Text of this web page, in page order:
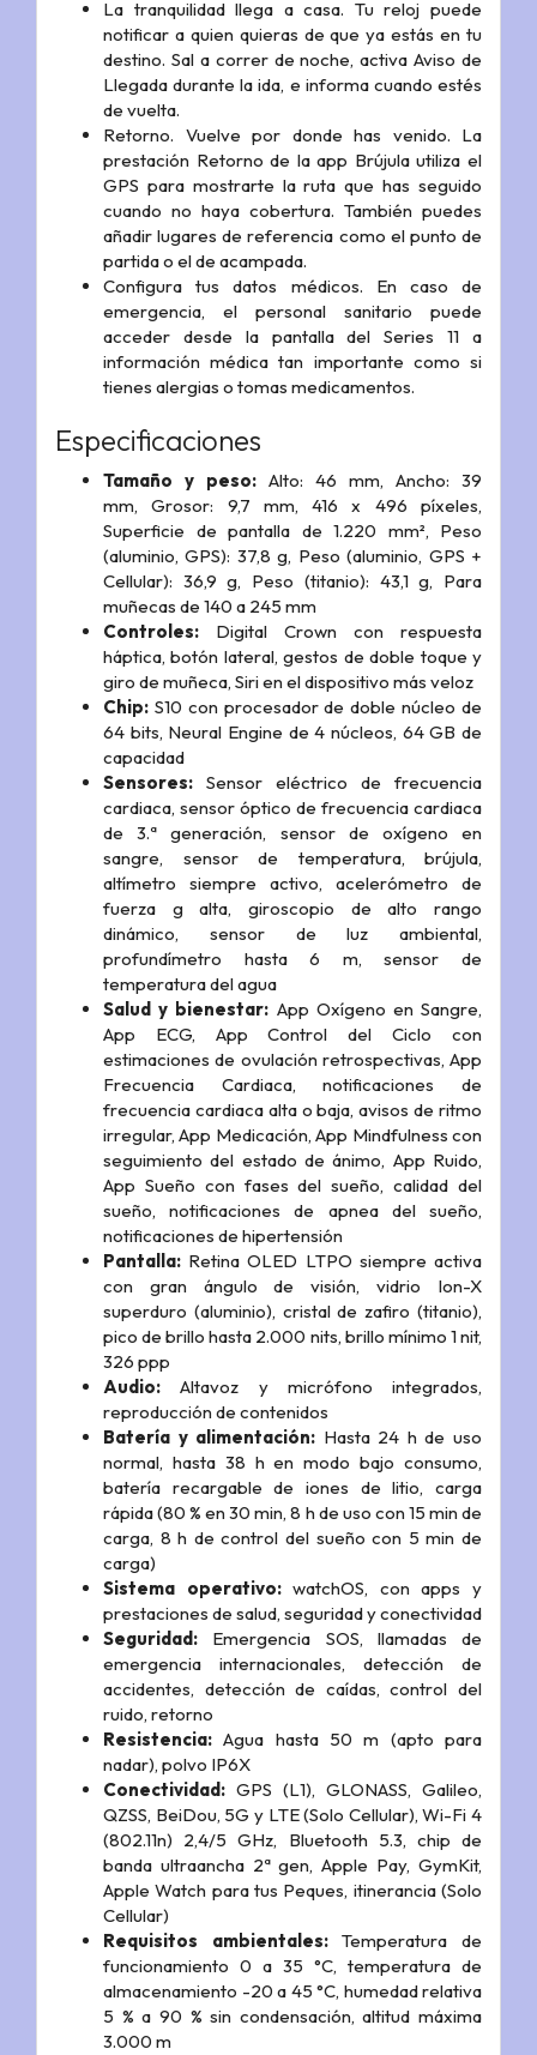
La tranquilidad llega a casa. Tu reloj puede
notificar a quien quieras de que ya estás en tu
destino. Sal a correr de noche, activa Aviso de
Llegada durante la ida, e informa cuando estés
de vuelta.
Retorno. Vuelve por donde has venido. La
prestación Retorno de la app Brújula utiliza el
GPS para mostrarte la ruta que has seguido
cuando no haya cobertura. También puedes
añadir lugares de referencia como el punto de
partida o el de acampada.
Configura tus datos médicos. En caso de
emergencia, el personal sanitario puede
acceder desde la pantalla del Series 11 a
información médica tan importante como si
tienes alergias o tomas medicamentos.
Especificaciones
Tamaño y peso: Alto: 46 mm, Ancho: 39
mm, Grosor: 9,7 mm, 416 x 496 píxeles,
Superficie de pantalla de 1.220 mm², Peso
(aluminio, GPS): 37,8 g, Peso (aluminio, GPS +
Cellular): 36,9 g, Peso (titanio): 43,1 g, Para
muñecas de 140 a 245 mm
Controles: Digital Crown con respuesta
háptica, botón lateral, gestos de doble toque y
giro de muñeca, Siri en el dispositivo más veloz
Chip: S10 con procesador de doble núcleo de
64 bits, Neural Engine de 4 núcleos, 64 GB de
capacidad
Sensores: Sensor eléctrico de frecuencia
cardiaca, sensor óptico de frecuencia cardiaca
de 3.ª generación, sensor de oxígeno en
sangre, sensor de temperatura, brújula,
altímetro siempre activo, acelerómetro de
fuerza g alta, giroscopio de alto rango
dinámico, sensor de luz ambiental,
profundímetro hasta 6 m, sensor de
temperatura del agua
Salud y bienestar: App Oxígeno en Sangre,
App ECG, App Control del Ciclo con
estimaciones de ovulación retrospectivas, App
Frecuencia Cardiaca, notificaciones de
frecuencia cardiaca alta o baja, avisos de ritmo
irregular, App Medicación, App Mindfulness con
seguimiento del estado de ánimo, App Ruido,
App Sueño con fases del sueño, calidad del
sueño, notificaciones de apnea del sueño,
notificaciones de hipertensión
Pantalla: Retina OLED LTPO siempre activa
con gran ángulo de visión, vidrio Ion-X
superduro (aluminio), cristal de zafiro (titanio),
pico de brillo hasta 2.000 nits, brillo mínimo 1 nit,
326 ppp
Audio: Altavoz y micrófono integrados,
reproducción de contenidos
Batería y alimentación: Hasta 24 h de uso
normal, hasta 38 h en modo bajo consumo,
batería recargable de iones de litio, carga
rápida (80 % en 30 min, 8 h de uso con 15 min de
carga, 8 h de control del sueño con 5 min de
carga)
Sistema operativo:watchOS, con apps y
prestaciones de salud, seguridad y conectividad
Seguridad: Emergencia SOS, llamadas de
emergencia internacionales, detección de
accidentes, detección de caídas, control del
ruido, retorno
Resistencia: Agua hasta 50 m (apto para
nadar), polvo IP6X
Conectividad: GPS (L1), GLONASS, Galileo,
QZSS, BeiDou, 5G y LTE (Solo Cellular), Wi-Fi 4
(802.11n) 2,4/5 GHz, Bluetooth 5.3, chip de
banda ultraancha 2ª gen, Apple Pay, GymKit,
Apple Watch para tus Peques, itinerancia (Solo
Cellular)
Requisitos ambientales:Temperatura de
funcionamiento 0 a 35 °C, temperatura de
almacenamiento -20 a 45 °C, humedad relativa
5 % a 90 % sin condensación, altitud máxima
3.000 m